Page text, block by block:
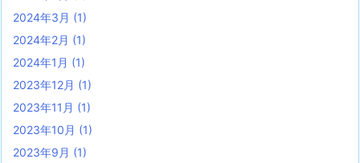
2024年3月 (1)
2024年2月 (1)
2024年1月 (1)
2023年12月 (1)
2023年11月 (1)
2023年10月 (1)
2023年9月 (1)